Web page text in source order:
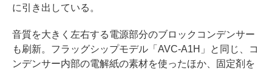
に引き出している。
音質を大きく左右する電源部分のブロックコンデンサー
も刷新。フラッグシップモデル「AVC-A1H」と同じ、コ
ンデンサー内部の電解紙の素材を使ったほか、固定剤を